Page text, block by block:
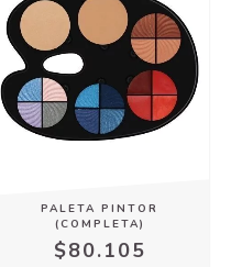
PALETA PINTOR
(COMPLETA)
$80.105